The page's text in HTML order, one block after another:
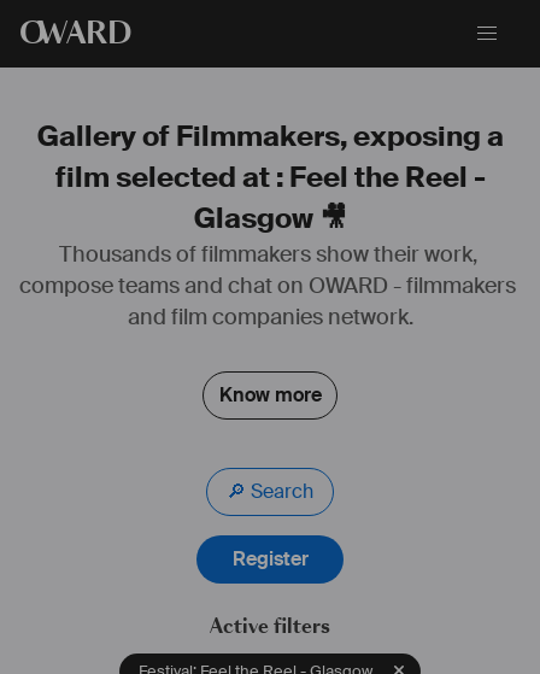
OWARD
Gallery of Filmmakers, exposing a
film selected at : Feel the Reel -
Glasgow 🎥
Thousands of filmmakers show their work,
compose teams and chat on OWARD - filmmakers
and film companies network.
Know more
🔎 Search
Register
Active filters
🏅
Prix du Meilleur Court Métrage
(Feel the Reel Festival, Glasgow, 2021)
Prix pour la Meilleure Photographie
(Paris Inter Film Festival, Paris, 2021)
Finaliste du Meilleur Court Métrage
(Shot Shot Festival, Russia, 2021)
🥉
Nomination du Meilleur Court Métrage
(Paris Film Festival, Paris, 2021)
Toutes mes créations cinématographiques sont disponible sur: